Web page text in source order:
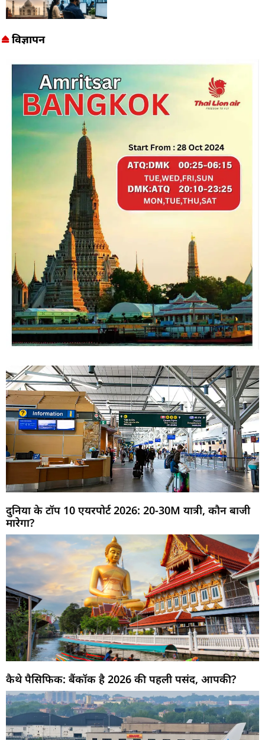
विज्ञापन
दुनिया के टॉप 10 एयरपोर्ट 2026: 20-30M यात्री, कौन बाजी
मारेगा?
कैथे पैसिफिक: बैंकॉक है 2026 की पहली पसंद, आपकी?